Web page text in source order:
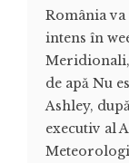
România
intens în
Meridionali,
de apă Nu
Ashley,
executiv al